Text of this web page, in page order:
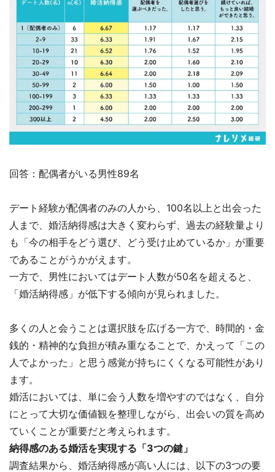
回答：配偶者がいる男性89名
デート経験が配偶者のみの人から、100名以上と出会った
人まで、婚活納得感は大きく変わらず、過去の経験量より
も「今の相手をどう選び、どう受け止めているか」が重要
であることがうかがえます。
一方で、男性においてはデート人数が50名を超えると、
「婚活納得感」が低下する傾向が見られました。
多くの人と会うことは選択肢を広げる一方で、時間的・金
銭的・精神的な負担が積み重なることで、かえって「この
人でよかった」と思う感覚が持ちにくくなる可能性があり
ます。
婚活においては、単に会う人数を増やすのではなく、自分
にとって大切な価値観を整理しながら、出会いの質を高め
ていくことが重要だと考えられます。
納得感のある婚活を実現する「3つの鍵」
調査結果から、婚活納得感が高い人には、以下の3つの要